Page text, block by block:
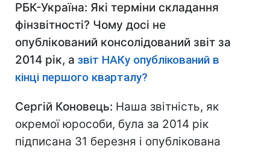
РБК-Україна: Які терміни складання
фінзвітності? Чому досі не
опублікований консолідований звіт за
2014 рік, а звіт НАКу опублікований в
кінці першого кварталу?
Сергій Коновець: Наша звітність, як
окремої юрособи, була за 2014 рік
підписана 31 березня і опублікована